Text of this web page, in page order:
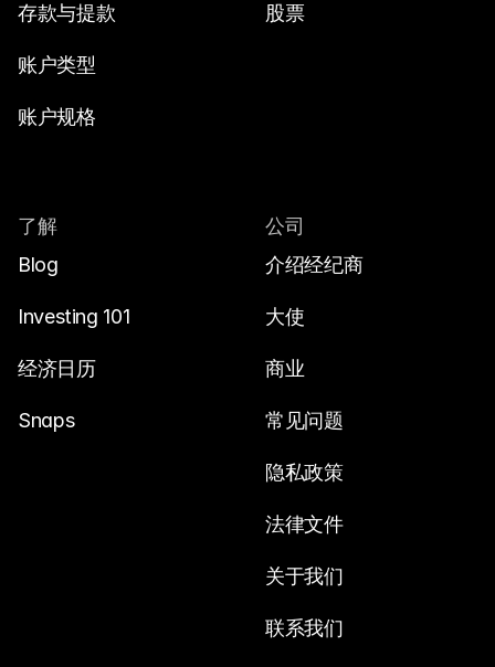
存款与提款
账户类型
账户规格
股票
了解
Blog
Investing 101
经济日历
Snaps
公司
介绍经纪商
大使
商业
常见问题
隐私政策
法律文件
关于我们
联系我们